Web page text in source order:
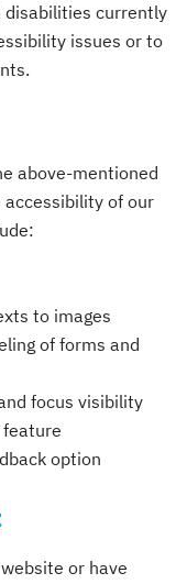
disabilities currently
issues or to
above-mentioned
of our
to images
of forms and
focus visibility
feature
option
or have